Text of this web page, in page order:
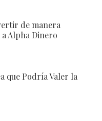
de manera
Alpha Dinero
que Podría Valer la